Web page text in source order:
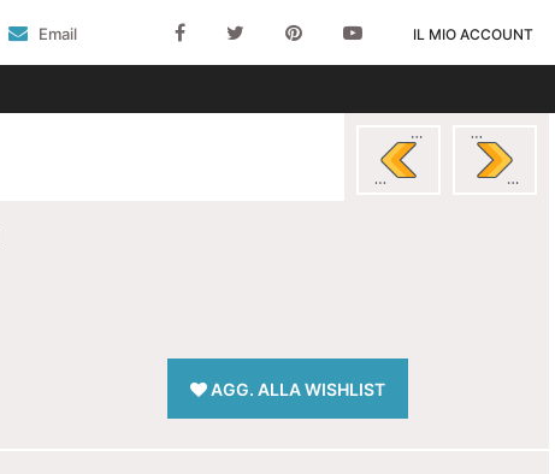
Email IL MIO ACCOUNT
AGG. ALLA WISHLIST